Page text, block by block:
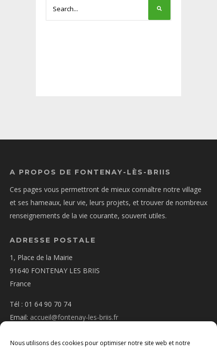
Nous utilisons des cookies pour optimiser notre site web et notre
A PROPOS DE FONTENAY-LÈS-BRIIS
Ces pages vous permettront de mieux connaître notre village
et ses hameaux, leur vie, leurs projets, et trouver de nombreux
renseignements de la vie courante, souvent utiles.
ADRESSE POSTALE
1, Place de la Mairie
91640 FONTENAY LES BRIIS
France
Tél : 01 64 90 70 74
Email: accueil@fontenay-les-briis.fr